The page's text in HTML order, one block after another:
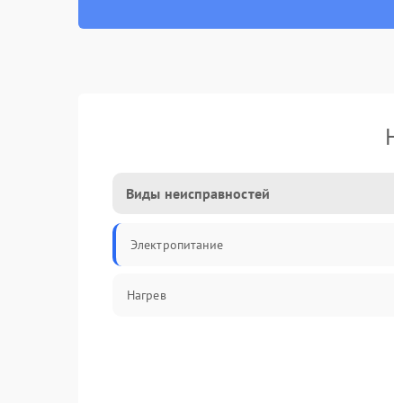
Виды неисправностей
Электропитание
Нагрев